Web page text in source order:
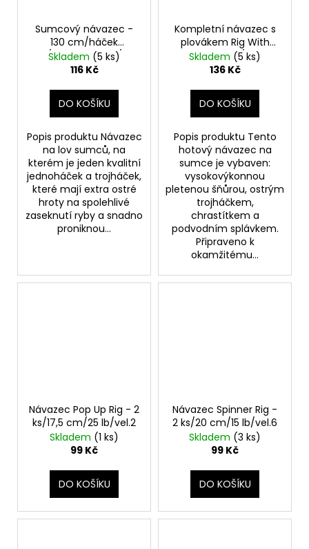
Sumcový návazec -
130 cm/háček
6/0+trojháček 3/0
Skladem (5 ks)
116 Kč
DO KOŠÍKU
Popis produktu Návazec
na lov sumců, na
kterém je jeden kvalitní
jednoháček a trojháček,
které mají extra ostré
hroty na spolehlivé
zaseknutí ryby a snadno
proniknou...
Kompletní návazec s
plovákem Rig With
Float - 130 cm/220 lbs
Skladem (5 ks)
136 Kč
DO KOŠÍKU
Popis produktu Tento
hotový návazec na
sumce je vybaven:
vysokovýkonnou
pletenou šňůrou, ostrým
trojháčkem,
chrastítkem a
podvodním splávkem.
Připraveno k
okamžitému...
Návazec Pop Up Rig - 2
ks/17,5 cm/25 lb/vel.2
Skladem (1 ks)
99 Kč
DO KOŠÍKU
Návazec Spinner Rig -
2 ks/20 cm/15 lb/vel.6
Skladem (3 ks)
99 Kč
DO KOŠÍKU